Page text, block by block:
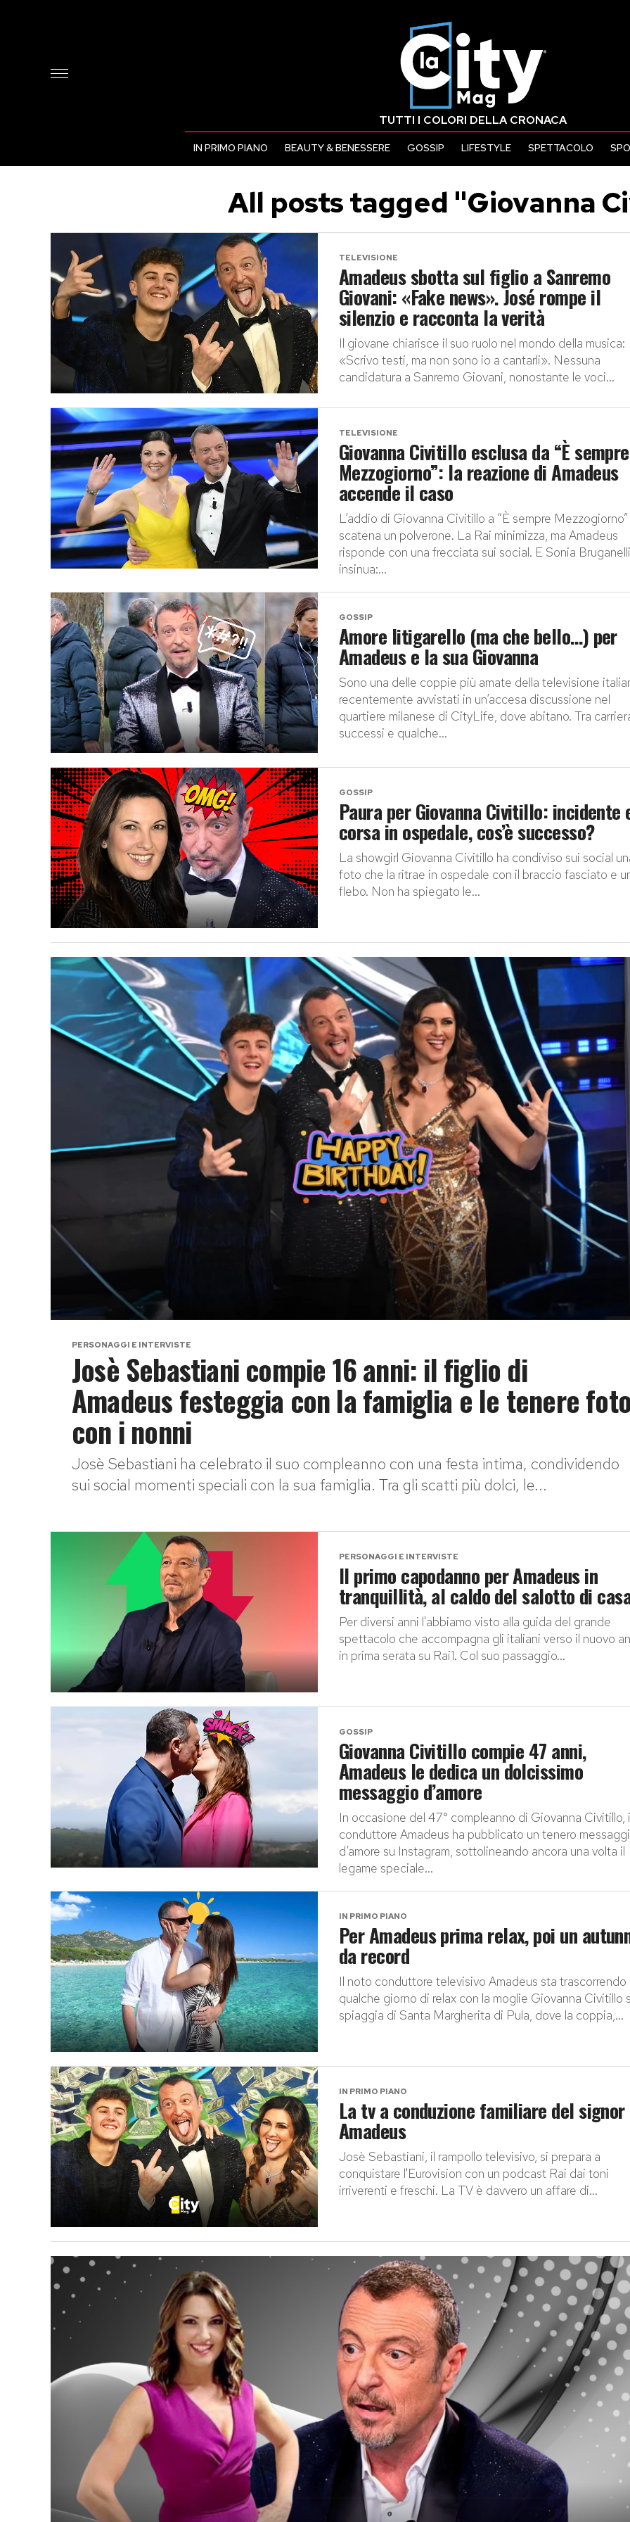
TUTTI I COLORI DELLA CRONACA
IN PRIMO PIANO BEAUTY & BENESSERE GOSSIP LIFESTYLE SPETTACOLO
All posts tagged "Giovanna
TELEVISIONE
Amadeus sbotta sul figlio a Sanremo
Giovani: «Fake news». José rompe il
silenzio e racconta la verità
Il giovane chiarisce il suo ruolo nel mondo della musica:
«Scrivo testi, ma non sono io a cantarli». Nessuna
candidatura a Sanremo Giovani, nonostante le voci...
TELEVISIONE
Giovanna Civitillo esclusa da “È sempre
Mezzogiorno”: la reazione di Amadeus
accende il caso
L’addio di Giovanna Civitillo a “È sempre Mezzogiorno”
scatena un polverone. La Rai minimizza, ma Amadeus
risponde con una frecciata sui social. E Sonia Bruganelli
insinua:...
GOSSIP
Amore litigarello (ma che bello…) per
Amadeus e la sua Giovanna
Sono una delle coppie più amate della televisione
recentemente avvistati in un’accesa discussione nel
quartiere milanese di CityLife, dove abitano. Tra
successi e qualche...
GOSSIP
Paura per Giovanna Civitillo: incidente
corsa in ospedale, cos’è successo?
La showgirl Giovanna Civitillo ha condiviso sui social
foto che la ritrae in ospedale con il braccio fasciato e
flebo. Non ha spiegato le...
PERSONAGGI E INTERVISTE
Josè Sebastiani compie 16 anni: il figlio di
Amadeus festeggia con la famiglia e le tenere
con i nonni
Josè Sebastiani ha celebrato il suo compleanno con una festa intima, condividendo
sui social momenti speciali con la sua famiglia. Tra gli scatti più dolci, le...
PERSONAGGI E INTERVISTE
Il primo capodanno per Amadeus in
tranquillità, al caldo del salotto di
Per diversi anni l'abbiamo visto alla guida del grande
spettacolo che accompagna gli italiani verso il nuovo
in prima serata su Rai1. Col suo passaggio...
GOSSIP
Giovanna Civitillo compie 47 anni,
Amadeus le dedica un dolcissimo
messaggio d’amore
In occasione del 47° compleanno di Giovanna Civitillo,
conduttore Amadeus ha pubblicato un tenero
d’amore su Instagram, sottolineando ancora una volta il
legame speciale...
IN PRIMO PIANO
Per Amadeus prima relax, poi un
da record
Il noto conduttore televisivo Amadeus sta trascorrendo
qualche giorno di relax con la moglie Giovanna Civitillo
spiaggia di Santa Margherita di Pula, dove la coppia,...
IN PRIMO PIANO
La tv a conduzione familiare del signor
Amadeus
Josè Sebastiani, il rampollo televisivo, si prepara a
conquistare l'Eurovision con un podcast Rai dai toni
irriverenti e freschi. La TV è davvero un affare di...